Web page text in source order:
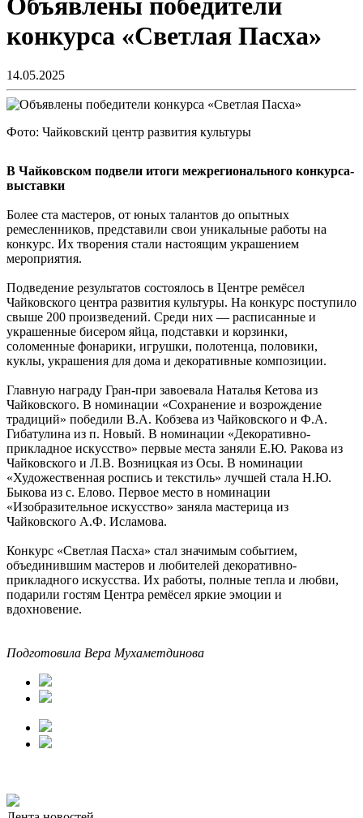
конкурса «Светлая Пасха»
14.05.2025
Фото: Чайковский центр развития культуры
В Чайковском подвели итоги межрегионального конкурса-
выставки
Более ста мастеров, от юных талантов до опытных
ремесленников, представили свои уникальные работы на
конкурс. Их творения стали настоящим украшением
мероприятия.
Подведение результатов состоялось в Центре ремёсел
Чайковского центра развития культуры. На конкурс поступило
свыше 200 произведений. Среди них — расписанные и
украшенные бисером яйца, подставки и корзинки,
соломенные фонарики, игрушки, полотенца, половики,
куклы, украшения для дома и декоративные композиции.
Главную награду Гран-при завоевала Наталья Кетова из
Чайковского. В номинации «Сохранение и возрождение
традиций» победили В.А. Кобзева из Чайковского и Ф.А.
Гибатулина из п. Новый. В номинации «Декоративно-
прикладное искусство» первые места заняли Е.Ю. Ракова из
Чайковского и Л.В. Возницкая из Осы. В номинации
«Художественная роспись и текстиль» лучшей стала Н.Ю.
Быкова из с. Елово. Первое место в номинации
«Изобразительное искусство» заняла мастерица из
Чайковского А.Ф. Исламова.
Конкурс «Светлая Пасха» стал значимым событием,
объединившим мастеров и любителей декоративно-
прикладного искусства. Их работы, полные тепла и любви,
подарили гостям Центра ремёсел яркие эмоции и
вдохновение.
Подготовила Вера Мухаметдинова